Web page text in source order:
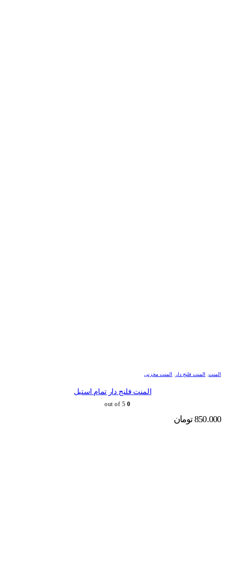
المنت المنت فلنج دار المنت مخزنی
المنت فلنج دار تمام استیل
0
850.000 تومان